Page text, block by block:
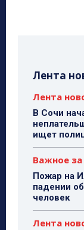
Лента
Лента
В Сочи
ищет
Важное
Пожар на
падении
человек
Лента